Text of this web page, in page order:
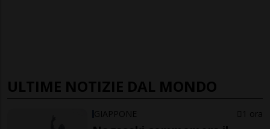
ULTIME NOTIZIE DAL MONDO
GIAPPONE 1 ora